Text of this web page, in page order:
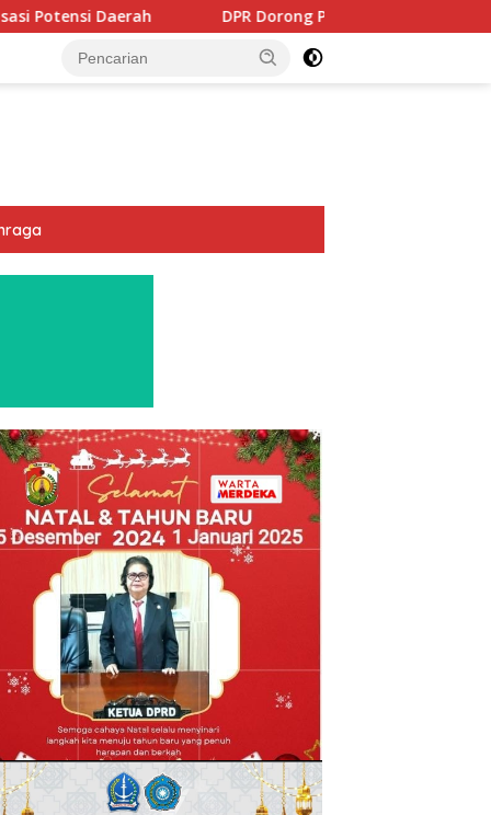
Dorong Program PTSL dan Percepatan Sertifikasi Tanah